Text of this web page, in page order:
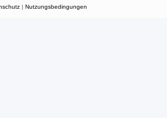
| Nutzungsbedingungen